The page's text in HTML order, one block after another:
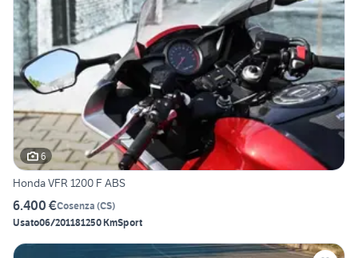
6
Honda VFR 1200 F ABS
6.400 €Cosenza (CS)
Usato06/201181250 KmSport